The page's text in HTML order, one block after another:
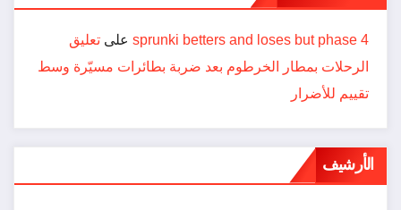
sprunki betters and loses but phase 4 على تعليق
الرحلات بمطار الخرطوم بعد ضربة بطائرات مسيّرة وسط
تقييم للأضرار
الأرشيف